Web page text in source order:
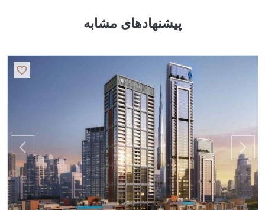
پیشنهادهای مشابه